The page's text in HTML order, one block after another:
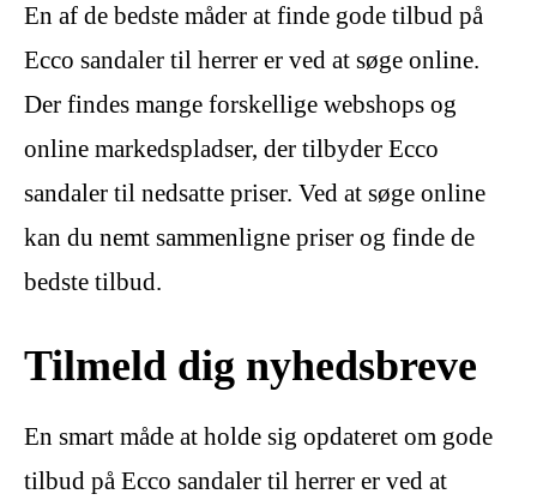
En af de bedste måder at finde gode tilbud på
Ecco sandaler til herrer er ved at søge online.
Der findes mange forskellige webshops og
online markedspladser, der tilbyder Ecco
sandaler til nedsatte priser. Ved at søge online
kan du nemt sammenligne priser og finde de
bedste tilbud.
Tilmeld dig nyhedsbreve
En smart måde at holde sig opdateret om gode
tilbud på Ecco sandaler til herrer er ved at